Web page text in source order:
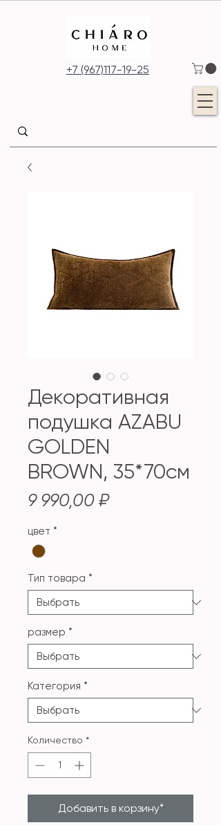
+7 (967)117-19-25
Декоративная
подушка AZABU
GOLDEN
BROWN, 35*70см
9 990,00 ₽Цена
цвет *
Тип товара *
размер *
Категория *
Количество *
Добавить в корзину*